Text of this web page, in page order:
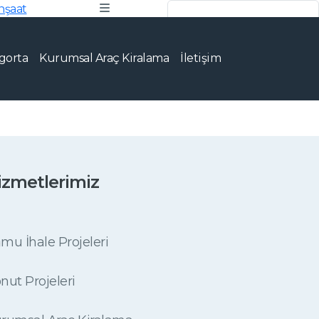
Kurumsal Araç Kiralama İletişim
17
İhale Projeleri
Projeleri